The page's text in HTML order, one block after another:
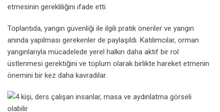
etmesinin gerekliliğini ifade etti.
Toplantıda, yangın güvenliği ile ilgili pratik öneriler ve yangın
anında yapılması gerekenler de paylaşıldı. Katılımcılar, orman
yangınlarıyla mücadelede yerel halkın daha aktif bir rol
üstlenmesi gerektiğini ve toplum olarak birlikte hareket etmenin
önemini bir kez daha kavradılar.